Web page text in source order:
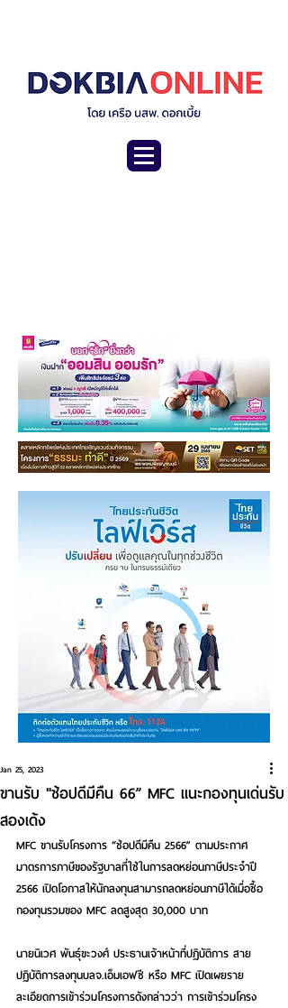
ขานรับ "ช้อปดีมีคืน 66” MFC แนะกองทุนเด่นรับ
สองเด้ง
Jan 25, 2023
MFC ขานรับโครงการ “ช้อปดีมีคืน 2566” ตามประกาศ
มาตรการภาษีของรัฐบาลที่ใช้ในการลดหย่อนภาษีประจำปี
2566 เปิดโอกาสให้นักลงทุนสามารถลดหย่อนภาษีได้เมื่อซื้อ
กองทุนรวมของ MFC ลดสูงสุด 30,000 บาท
นายนิเวศ พันธุ์ขะวงศ์ ประธานเจ้าหน้าที่ปฏิบัติการ สาย
ปฏิบัติการลงทุนบลจ.เอ็มเอฟซี หรือ MFC เปิดเผยราย
ละเอียดการเข้าร่วมโครงการดังกล่าวว่า การเข้าร่วมโครง